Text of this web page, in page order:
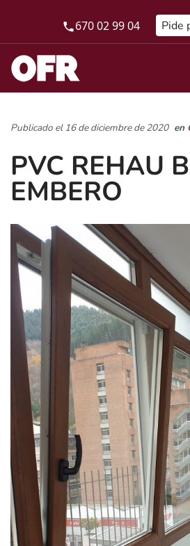
670 02 99 04 Pide
Publicado el 16 de diciembre de 2020 en
PVC REHAU
EMBERO